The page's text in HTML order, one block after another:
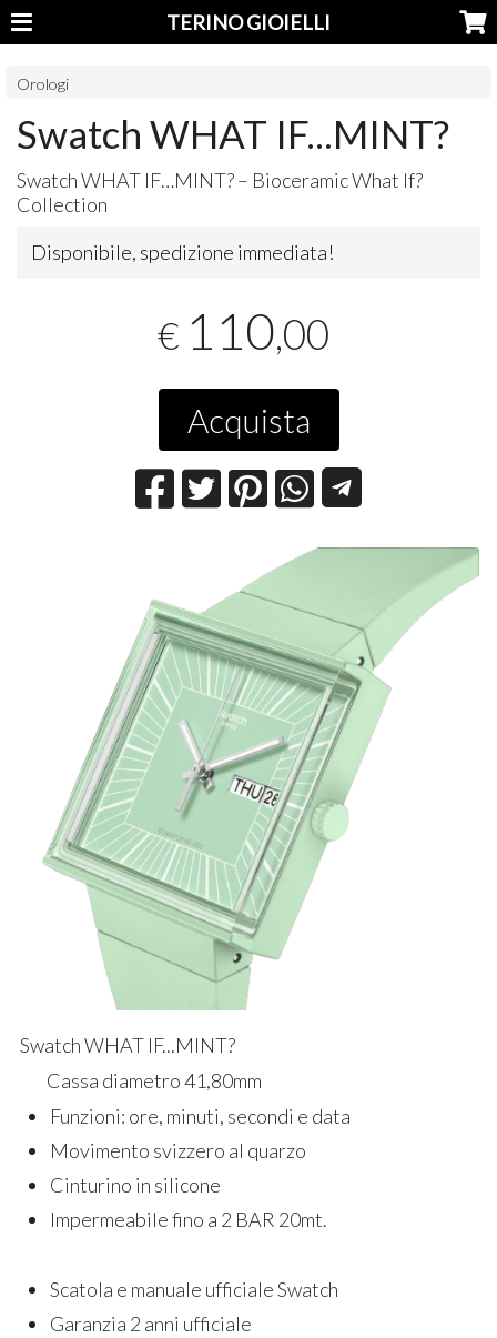
TERINO GIOIELLI
Orologi
Swatch WHAT IF...MINT?
SwatchWHAT IF…MINT? – Bioceramic What If?
Collection
Disponibile, spedizione immediata!
€ 110,00
Acquista
Swatch WHAT IF...MINT?
Cassa diametro 41,80mm
Funzioni: ore, minuti, secondi e data
Movimento svizzero al quarzo
Cinturino in silicone
Impermeabile fino a 2 BAR 20mt.
Scatola e manuale ufficiale Swatch
Garanzia 2 anni ufficiale